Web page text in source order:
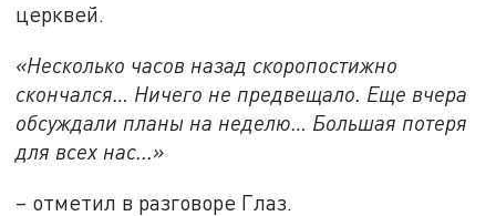
церквей.
«Несколько часов назад скоропостижно
скончался… Ничего не предвещало. Еще вчера
обсуждали планы на неделю… Большая потеря
для всех нас...»
– отметил в разговоре Глаз.